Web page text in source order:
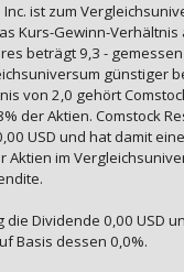
ist zum
Kurs-Gewinn-Verhältnis
beträgt 9,3 -
günstiger
von 2,0 gehört
der Aktien. Comstock
USD und hat damit
Aktien im
die Dividende 0,00 USD
Basis dessen 0,0%.